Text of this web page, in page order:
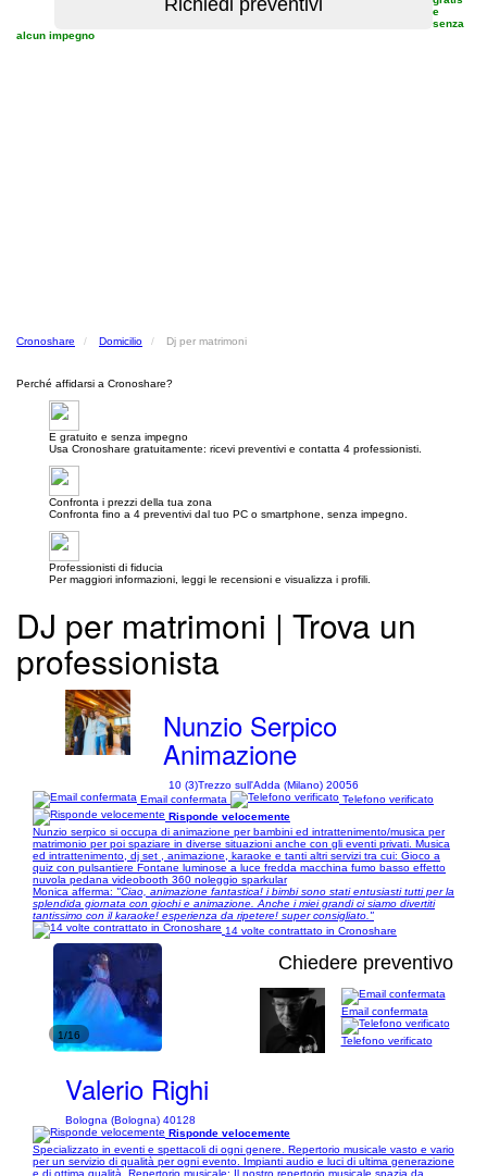
e
senza
alcun impegno
Cronoshare Domicilio Dj per matrimoni
Perché affidarsi a Cronoshare?
E gratuito e senza impegno
Usa Cronoshare gratuitamente: ricevi preventivi e contatta 4 professionisti.
Confronta i prezzi della tua zona
Confronta fino a 4 preventivi dal tuo PC o smartphone, senza impegno.
Professionisti di fiducia
Per maggiori informazioni, leggi le recensioni e visualizza i profili.
DJ per matrimoni | Trova un
professionista
Nunzio Serpico
Animazione
10 (3)Trezzo sull'Adda (Milano) 20056
Email confermata
Telefono verificato
Risponde velocemente
Nunzio serpico si occupa di animazione per bambini ed intrattenimento/musica per
matrimonio per poi spaziare in diverse situazioni anche con gli eventi privati. Musica
ed intrattenimento, dj set , animazione, karaoke e tanti altri servizi tra cui: Gioco a
quiz con pulsantiere Fontane luminose a luce fredda macchina fumo basso effetto
nuvola pedana videobooth 360 noleggio sparkular
Monica afferma: "Ciao, animazione fantastica! i bimbi sono stati entusiasti tutti per la
splendida giornata con giochi e animazione. Anche i miei grandi ci siamo divertiti
tantissimo con il karaoke! esperienza da ripetere! super consigliato."
14 volte contrattato in Cronoshare
1/16
Chiedere preventivo
Valerio Righi
Bologna (Bologna) 40128
Email confermata
Telefono verificato
Risponde velocemente
Specializzato in eventi e spettacoli di ogni genere. Repertorio musicale vasto e vario
per un servizio di qualità per ogni evento. Impianti audio e luci di ultima generazione
e di ottima qualità. Repertorio musicale: Il nostro repertorio musicale spazia da